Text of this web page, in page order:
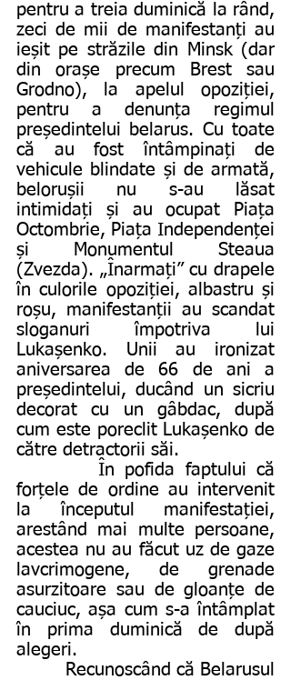
pentru a treia duminică la rând,
zeci de mii de manifestanți au
ieșit pe străzile din Minsk (dar
din orașe precum Brest sau
Grodno), la apelul opoziției,
pentru a denunța regimul
președintelui belarus. Cu toate
că au fost întâmpinați de
vehicule blindate și de armată,
belorușii nu s-au lăsat
intimidați și au ocupat Piața
Octombrie, Piața Independenței
și Monumentul Steaua
(Zvezda). „Înarmați” cu drapele
în culorile opoziției, albastru și
roșu, manifestanții au scandat
sloganuri împotriva lui
Lukașenko. Unii au ironizat
aniversarea de 66 de ani a
președintelui, ducând un sicriu
decorat cu un gâbdac, după
cum este poreclit Lukașenko de
către detractorii săi.
        În pofida faptului că
forțele de ordine au intervenit
la începutul manifestației,
arestând mai multe persoane,
acestea nu au făcut uz de gaze
lavcrimogene, de grenade
asurzitoare sau de gloanțe de
cauciuc, așa cum s-a întâmplat
în prima duminică de după
alegeri.